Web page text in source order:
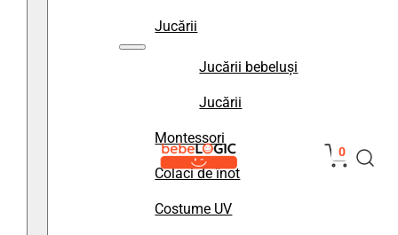
Jucării
Jucării bebeluși
Jucării
Montessori
Colaci de înot
Costume UV
0